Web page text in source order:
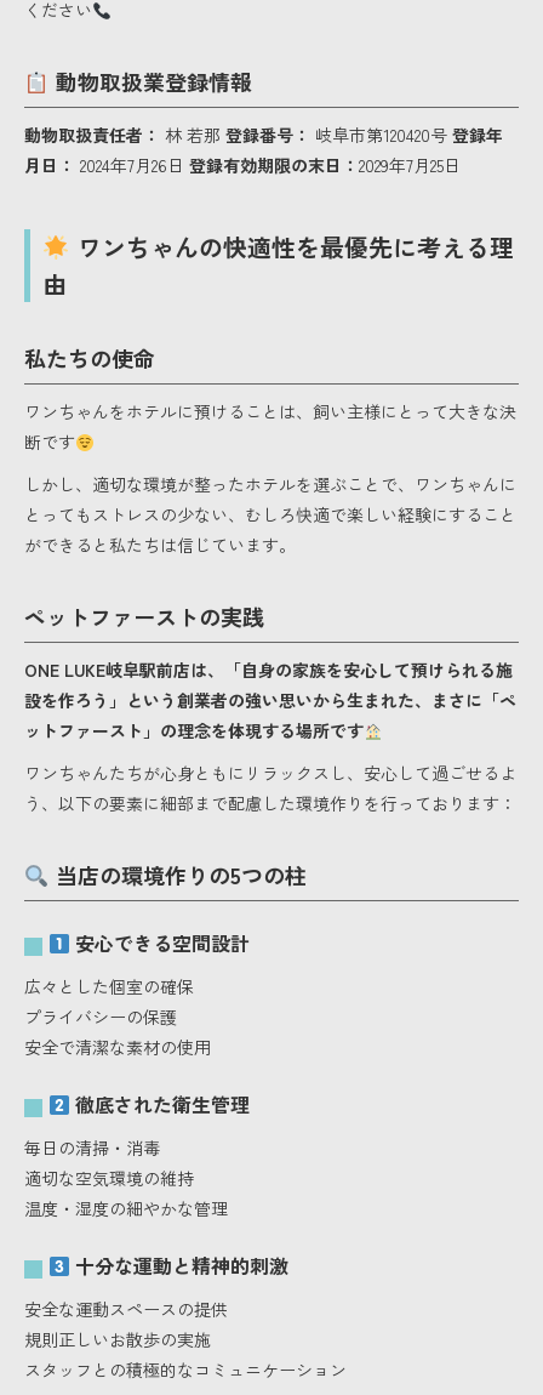
ください
動物取扱業登録情報
動物取扱責任者： 林 若那 登録番号： 岐阜市第120420号 登録年
月日： 2024年7月26日 登録有効期限の末日： 2029年7月25日
ワンちゃんの快適性を最優先に考える理
由
私たちの使命
ワンちゃんをホテルに預けることは、飼い主様にとって大きな決
断です
しかし、適切な環境が整ったホテルを選ぶことで、ワンちゃんに
とってもストレスの少ない、むしろ快適で楽しい経験にすること
ができると私たちは信じています。
ペットファーストの実践
ONE LUKE岐阜駅前店は、「自身の家族を安心して預けられる施
設を作ろう」という創業者の強い思いから生まれた、まさに「ペ
ットファースト」の理念を体現する場所です
ワンちゃんたちが心身ともにリラックスし、安心して過ごせるよ
う、以下の要素に細部まで配慮した環境作りを行っております：
当店の環境作りの5つの柱
安心できる空間設計
広々とした個室の確保
プライバシーの保護
安全で清潔な素材の使用
徹底された衛生管理
毎日の清掃・消毒
適切な空気環境の維持
温度・湿度の細やかな管理
十分な運動と精神的刺激
安全な運動スペースの提供
規則正しいお散歩の実施
スタッフとの積極的なコミュニケーション